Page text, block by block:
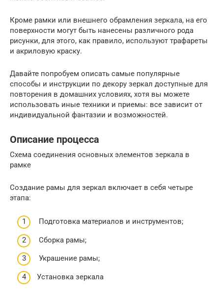
Кроме рамки или внешнего обрамления зеркала, на его
поверхности могут быть нанесены различного рода
рисунки, для этого, как правило, используют трафареты
и акриловую краску.
Давайте попробуем описать самые популярные
способы и инструкции по декору зеркал доступные для
повторения в домашних условиях, хотя вы можете
использовать иные техники и приемы: все зависит от
индивидуальной фантазии и возможностей.
Описание процесса
Схема соединения основных элементов зеркала в
рамке
Создание рамы для зеркал включает в себя четыре
этапа:
Подготовка материалов и инструментов;
Сборка рамы;
Украшение рамы;
Установка зеркала